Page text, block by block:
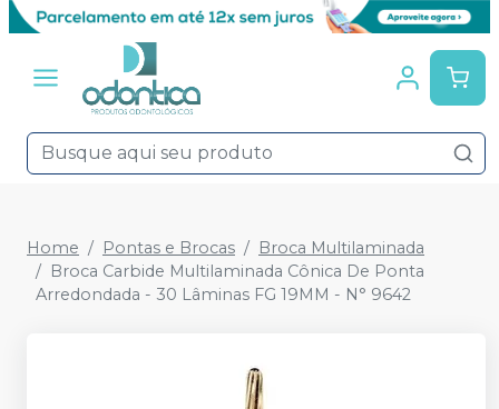
Home Pontas e Brocas
Broca Multilaminada
Broca Carbide Multilaminada Cônica De Ponta
Arredondada - 30 Lâminas FG 19MM - N° 9642